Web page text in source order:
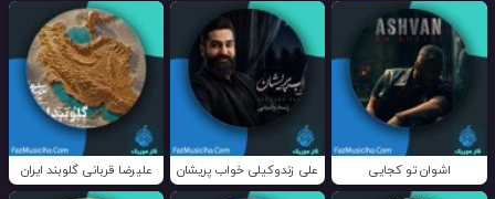
اشوان تو کجایی علی زندوکیلی خواب پریشان علیرضا قربانی گلوبند ایران